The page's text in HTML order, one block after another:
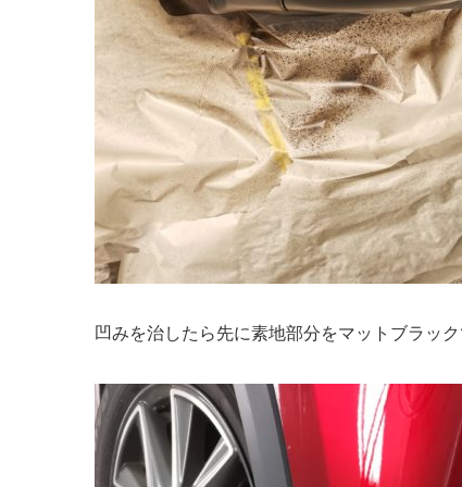
凹みを治したら先に素地部分をマットブラッ